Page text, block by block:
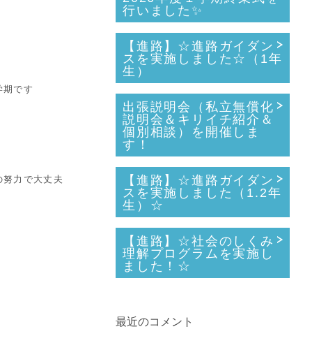
です
力で大丈夫
行いました✨
【進路】☆進路ガイダン
スを実施しました☆（1年
生）
出張説明会（私立無償化
説明会＆キリイチ紹介＆
個別相談）を開催しま
す！
【進路】☆進路ガイダン
スを実施しました（1.2年
生）☆
【進路】☆社会のしくみ
理解プログラムを実施し
ました！☆
最近のコメント